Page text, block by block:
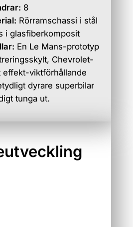
8
Rörramschassi i stål
i glasfiberkomposit
En Le Mans-prototyp
Chevrolet-
effekt-viktförhållande
dyrare superbilar
tunga ut.